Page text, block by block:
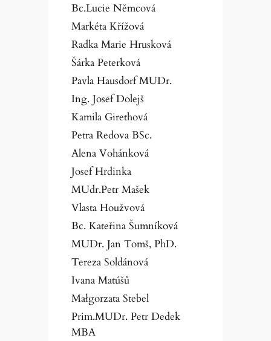
Bc.Lucie Němcová
Markéta Křížová
Radka Marie Hrusková
Šárka Peterková
Pavla Hausdorf MUDr.
Ing. Josef Dolejš
Kamila Girethová
Petra Redova BSc.
Alena Vohánková
Josef Hrdinka
MUdr.Petr Mašek
Vlasta Houžvová
Bc. Kateřina Šumníková
MUDr. Jan Tomš, PhD.
Tereza Soldánová
Ivana Matúšů
Małgorzata Stebel
Prim.MUDr. Petr Dedek
MBA